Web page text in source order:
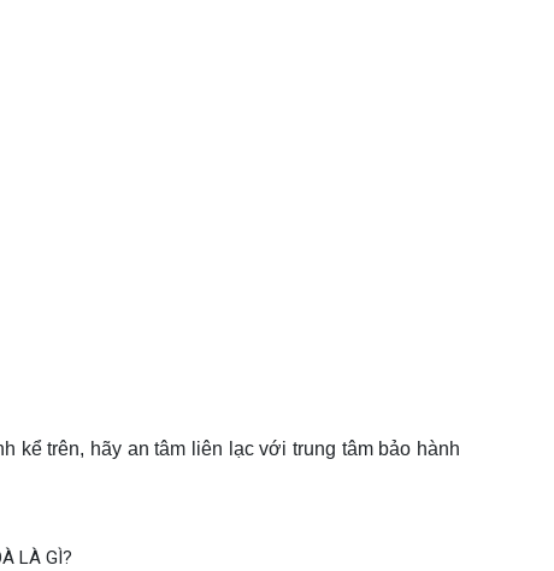
kể trên, hãy an tâm liên lạc với trung tâm bảo hành